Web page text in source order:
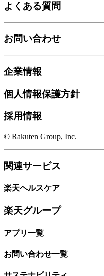
よくある質問
お問い合わせ
企業情報
個人情報保護方針
採用情報
© Rakuten Group, Inc.
関連サービス
楽天ヘルスケア
楽天グループ
アプリ一覧
お問い合わせ一覧